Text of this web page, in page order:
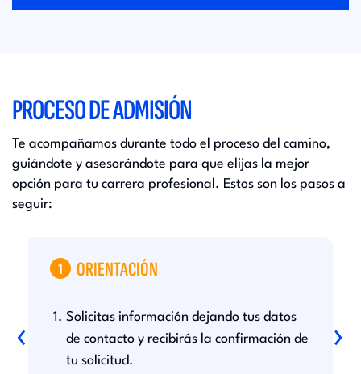
PROCESO DE ADMISIÓN
Te acompañamos durante todo el proceso del camino,
guiándote y asesorándote para que elijas la mejor
opción para tu carrera profesional. Estos son los pasos a
seguir:
1 ORIENTACIÓN
Solicitas información dejando tus datos
de contacto y recibirás la confirmación de
tu solicitud.
‹ ›